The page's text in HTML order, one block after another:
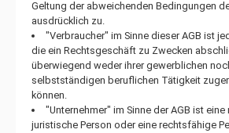
Geltung der abweichenden Bedingungen
ausdrücklich zu.
"Verbraucher" im Sinne dieser AGB ist
die ein Rechtsgeschäft zu Zwecken
überwiegend weder ihrer gewerblichen
selbstständigen beruflichen Tätigkeit
können.
"Unternehmer" im Sinne der AGB ist
juristische Person oder eine rechtsfähige